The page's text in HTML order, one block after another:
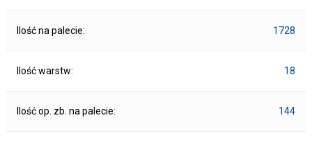
Ilość na palecie: 1728
Ilość warstw: 18
Ilość op. zb. na palecie: 144